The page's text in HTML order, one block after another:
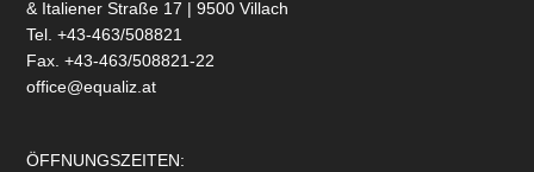
& Italiener Straße 17 | 9500 Villach
Tel. +43-463/508821
Fax. +43-463/508821-22
office@equaliz.at
ÖFFNUNGSZEITEN: